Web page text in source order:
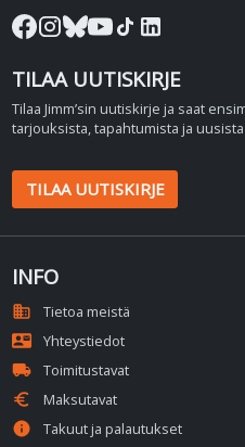
TILAA UUTISKIRJE
Tilaa Jimm’sin uutiskirje ja saat
tarjouksista, tapahtumista ja
TILAA UUTISKIRJE
INFO
domain
Tietoa meistä
contact_mail
Yhteystiedot
local_shipping
Toimitustavat
euro
Maksutavat
info
Takuut ja palautukset